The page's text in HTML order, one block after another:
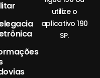
utilize o
aplicativo 190
SP.